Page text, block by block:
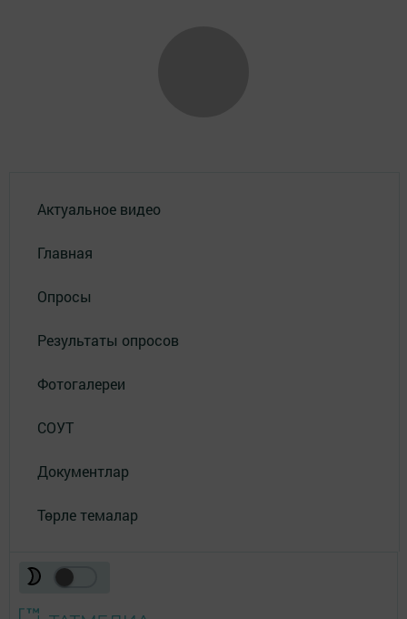
Актуальное видео
Главная
Опросы
Результаты опросов
Фотогалереи
СОУТ
Документлар
Төрле темалар